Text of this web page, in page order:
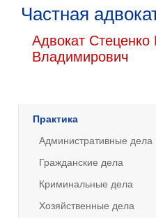
Частная
Адвокат
Владимирович
Практика
Административные дела
Гражданские дела
Криминальные дела
Хозяйственные дела